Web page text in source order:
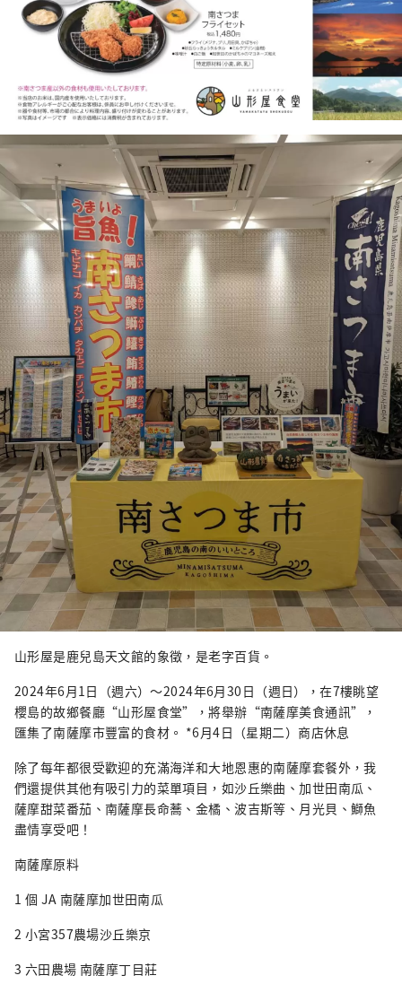
山形屋是鹿兒島天文館的象徵，是老字百貨。
2024年6月1日（週六）～2024年6月30日（週日），在7樓眺望
櫻島的故鄉餐廳“山形屋食堂”，將舉辦“南薩摩美食通訊”，
匯集了南薩摩市豐富的食材。 *6月4日（星期二）商店休息
除了每年都很受歡迎的充滿海洋和大地恩惠的南薩摩套餐外，我
們還提供其他有吸引力的菜單項目，如沙丘樂曲、加世田南瓜、
薩摩甜菜番茄、南薩摩長命蕎、金橘、波吉斯等、月光貝、鰤魚
盡情享受吧！
南薩摩原料
1 個 JA 南薩摩加世田南瓜
2 小宮357農場沙丘樂京
3 六田農場 南薩摩丁目莊